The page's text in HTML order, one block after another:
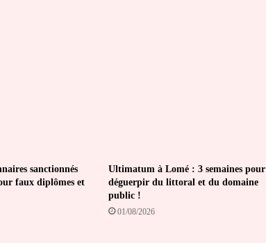
sanctionnés
faux diplômes et
Ultimatum à Lomé : 3 semaines pour
déguerpir du littoral et du domaine
public !
01/08/2026